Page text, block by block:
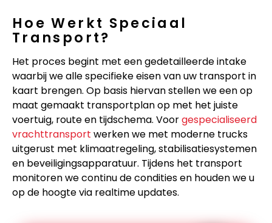
Hoe Werkt Speciaal
Transport?
Het proces begint met een gedetailleerde intake
waarbij we alle specifieke eisen van uw transport in
kaart brengen. Op basis hiervan stellen we een op
maat gemaakt transportplan op met het juiste
voertuig, route en tijdschema. Voorgespecialiseerd
vrachttransport werken we met moderne trucks
uitgerust met klimaatregeling, stabilisatiesystemen
en beveiligingsapparatuur. Tijdens het transport
monitoren we continu de condities en houden we u
op de hoogte via realtime updates.